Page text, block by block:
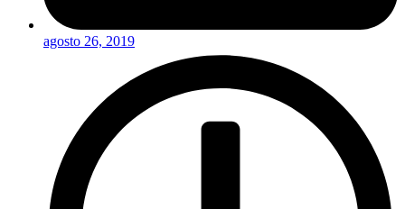
agosto 26, 2019